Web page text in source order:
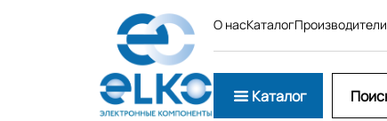
О насКаталогПроизводители
Каталог